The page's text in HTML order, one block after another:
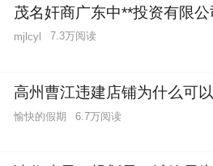
茂名奸商广东中**投资有限公
mjlcyl 7.3万阅读
高州曹江违建店铺为什么可
愉快的假期 6.7万阅读